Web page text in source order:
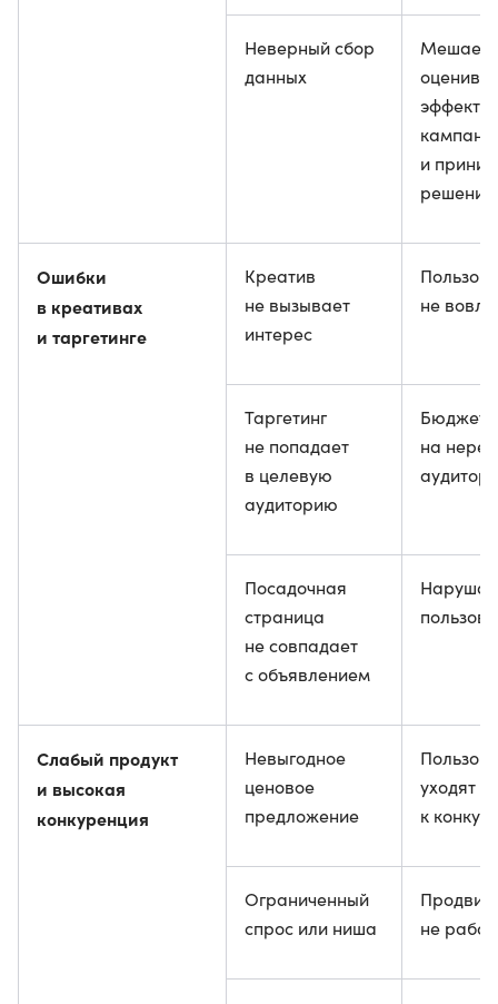
Неверный сбор
данных
Мешает
и
решения
Ошибки
в креативах
и таргетинге
Креатив
не вызывает
интерес
не
Таргетинг
не попадает
в целевую
аудиторию
Бюджет
на
Посадочная
страница
не совпадает
с объявлением
Слабый продукт
и высокая
конкуренция
Невыгодное
ценовое
предложение
уходят
к
Ограниченный
спрос или ниша
не